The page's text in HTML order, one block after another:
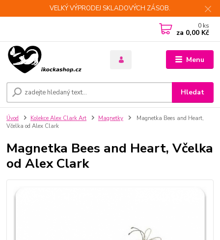
VELKÝ VÝPRODEJ SKLADOVÝCH ZÁSOB.
Menu
Hledat
0 ks
za 0,00 Kč
Úvod Kolekce Alex Clark Art Magnetky
Magnetka Bees and Heart,
Včelka od Alex Clark
Magnetka Bees and Heart, Včelka
od Alex Clark